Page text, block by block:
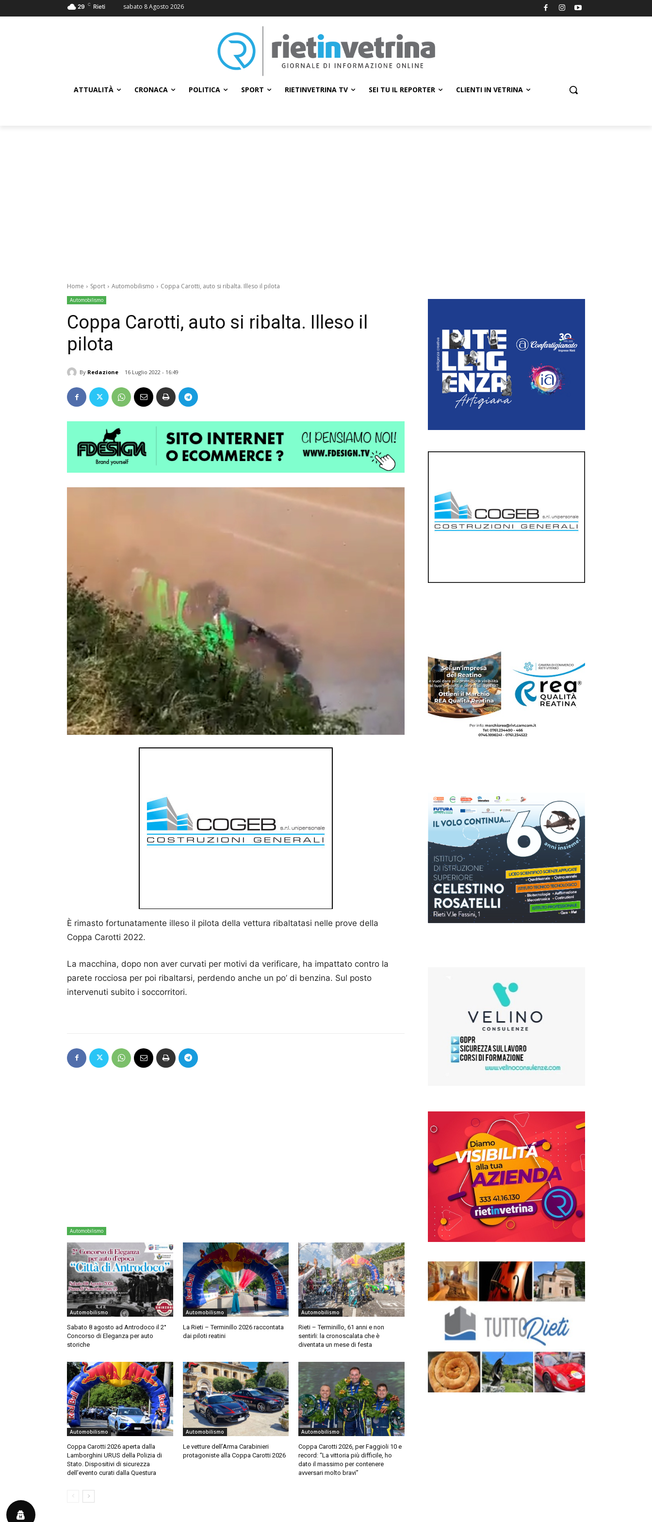
29 C Rieti sabato 8 Agosto 2026
ATTUALITÀ CRONACA POLITICA SPORT RIETINVETRINA TV SEI TU IL REPORTER CLIENTI IN VETRINA
Home Sport Automobilismo Coppa Carotti, auto si ribalta. Illeso il pilota
Automobilismo
Coppa Carotti, auto si ribalta. Illeso il
pilota
By Redazione 16 Luglio 2022 - 16:49
È rimasto fortunatamente illeso il pilota della vettura ribaltatasi nelle prove della
Coppa Carotti 2022.
La macchina, dopo non aver curvati per motivi da verificare, ha impattato contro la
parete rocciosa per poi ribaltarsi, perdendo anche un po’ di benzina. Sul posto
intervenuti subito i soccorritori.
Automobilismo
Automobilismo
Sabato 8 agosto ad Antrodoco il 2°
Concorso di Eleganza per auto
storiche
Automobilismo
La Rieti – Terminillo 2026 raccontata
dai piloti reatini
Automobilismo
Rieti – Terminillo, 61 anni e non
sentirli: la cronoscalata che è
diventata un mese di festa
Automobilismo
Coppa Carotti 2026 aperta dalla
Lamborghini URUS della Polizia di
Stato. Dispositivi di sicurezza
dell’evento curati dalla Questura
Automobilismo
Le vetture dell’Arma Carabinieri
protagoniste alla Coppa Carotti 2026
Automobilismo
Coppa Carotti 2026, per Faggioli 10 e
record: “La vittoria più difficile, ho
dato il massimo per contenere
avversari molto bravi”